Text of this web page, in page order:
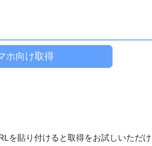
を貼り付けると取得をお試しいただけ